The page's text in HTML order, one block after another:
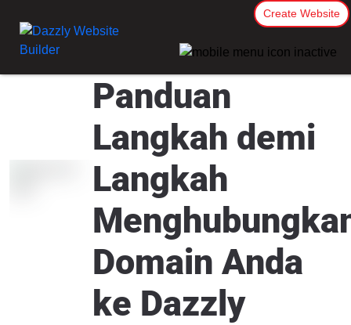
Create Website
Panduan
Langkah demi
Langkah
Domain Anda
ke Dazzly